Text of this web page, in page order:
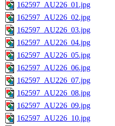
162597_AU226_01.jpg
162597_AU226_02.jpg
162597_AU226_03.jpg
162597_AU226_04.jpg
162597_AU226_05.jpg
162597_AU226_06.jpg
162597_AU226_07.jpg
162597_AU226_08.jpg
162597_AU226_09.jpg
162597_AU226_10.jpg